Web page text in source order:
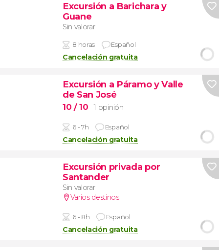
Excursión a Barichara y
Guane
Sin valorar
8 horas Español
Cancelación gratuita
Excursión a Páramo y Valle
de San José
10 / 10 1 opinión
6 - 7h Español
Cancelación gratuita
Excursión privada por
Santander
Sin valorar
Varios destinos
6 - 8h Español
Cancelación gratuita